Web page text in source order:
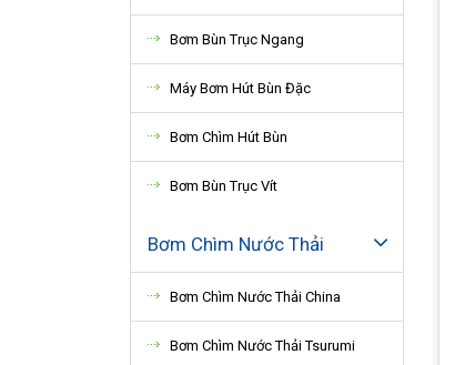
Bơm Bùn Trục Ngang
Máy Bơm Hút Bùn Đặc
Bơm Chìm Hút Bùn
Bơm Bùn Trục Vít
Bơm Chìm Nước Thải
Bơm Chìm Nước Thải China
Bơm Chìm Nước Thải Tsurumi